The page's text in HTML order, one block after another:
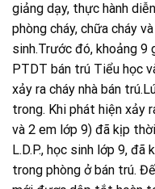
giảng dạy, thực hành
phòng cháy, chữa cháy
sinh.Trước đó, khoảng
PTDT bán trú Tiểu học
xảy ra cháy nhà bán
trong. Khi phát hiện xảy
và 2 em lớp 9) đã kịp
L.D.P., học sinh lớp 9,
trong phòng ở bán trú.